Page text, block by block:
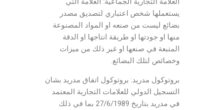
يستعملها شخص اعتباري لتصديق مصدر
بضائع ليست من صنعه او المواد المصنوعة
منها او جودتها او طريقة انتاجها او الدقة
المتبعة في صنعها او غير ذلك من ميزات
وخصائص لتلك البضائع.
بروتوكول مدريد: بروتوكول اتفاق مدريد بشان
التسجيل الدولي للعلامات التجارية المعتمد
في مدريد بتاريخ 27/6/1989 بما في ذلك